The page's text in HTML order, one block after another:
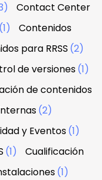
Contact Center
(1)
Contenidos
para RRSS (2)
de versiones(1)
de contenidos
(2)
y Eventos(1)
(1)
Cualificación
(1)